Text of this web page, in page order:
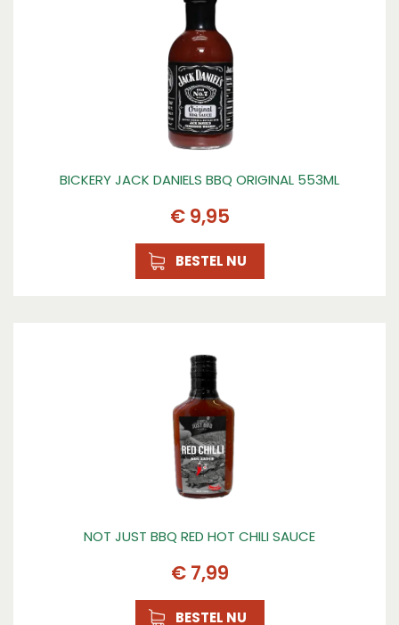
vermijd gebruik boven een stomende pan., Bewaar
op een koele, droge plek buiten direct zonlicht
BICKERY JACK DANIELS BBQ ORIGINAL 553ML
€ 9,95
BESTEL NU
NOT JUST BBQ RED HOT CHILI SAUCE
€ 7,99
BESTEL NU